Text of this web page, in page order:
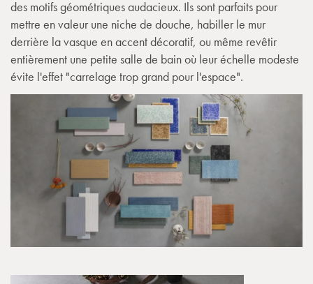
des motifs géométriques audacieux. Ils sont parfaits pour
mettre en valeur une niche de douche, habiller le mur
derrière la vasque en accent décoratif, ou même revêtir
entièrement une petite salle de bain où leur échelle modeste
évite l'effet "carrelage trop grand pour l'espace".